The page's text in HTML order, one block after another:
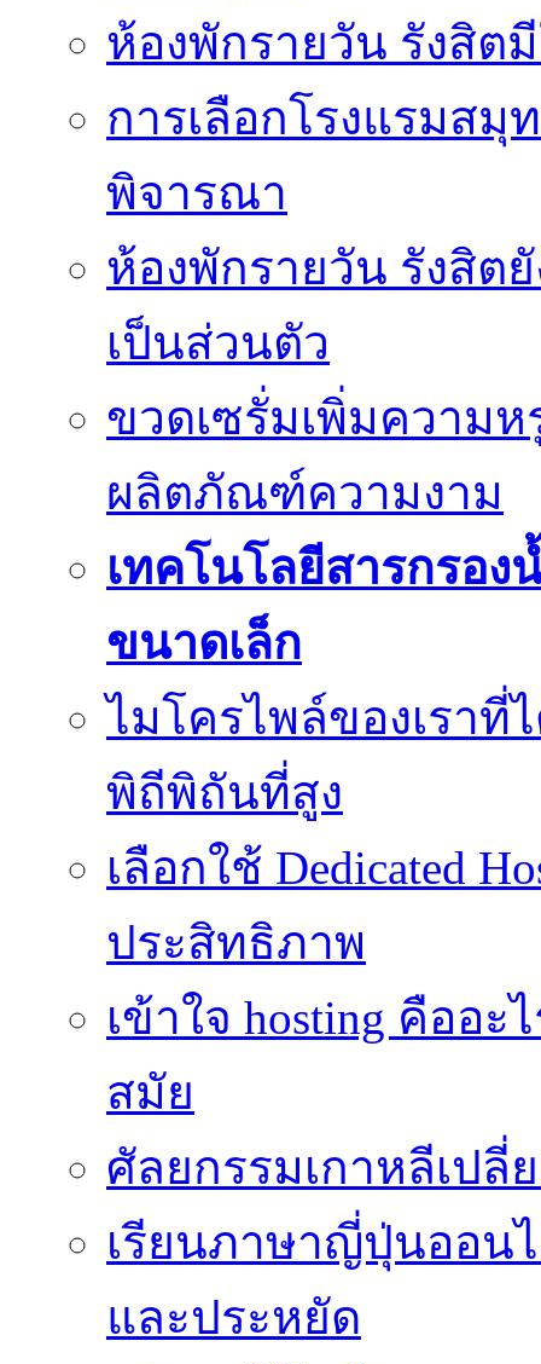
ห้องพักรายวัน รังสิต
การเลือกโรงแรมสมุ
พิจารณา
ห้องพักรายวัน รังสิต
เป็นส่วนตัว
ขวดเซรั่มเพิ่มความ
ผลิตภัณฑ์ความงาม
เทคโนโลยีสารกรอ
ขนาดเล็ก
ไมโครไพล์ของเรา
พิถีพิถันที่สูง
เลือกใช้ Dedicated
ประสิทธิภาพ
เข้าใจ hosting คืออ
สมัย
ศัลยกรรมเกาหลีเปลี่
เรียนภาษาญี่ปุ่นออน
และประหยัด